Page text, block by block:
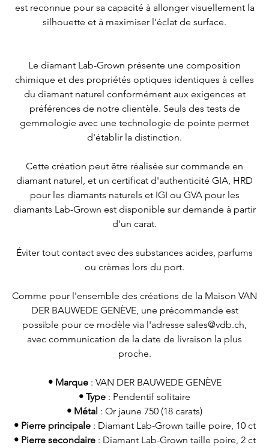
est reconnue pour sa capacité à allonger visuellement la
silhouette et à maximiser l'éclat de surface.
Le diamant Lab-Grown présente une composition
chimique et des propriétés optiques identiques à celles
du diamant naturel conformément aux exigences et
préférences de notre clientèle. Seuls des tests de
gemmologie avec une technologie de pointe permet
d'établir la distinction.
Cette création peut être réalisée sur commande en
diamant naturel, et un certificat d'authenticité GIA, HRD
pour les diamants naturels et IGI ou GVA pour les
diamants Lab-Grown est disponible sur demande à partir
d'un carat.
Éviter tout contact avec des substances acides, parfums
ou crèmes lors du port.
Comme pour l'ensemble des créations de la Maison VAN
DER BAUWEDE GENÈVE, une précommande est
possible pour ce modèle via l'adresse sales@vdb.ch,
avec communication de la date de livraison la plus
proche.
• Marque : VAN DER BAUWEDE GENÈVE
• Type : Pendentif solitaire
• Métal : Or jaune 750 (18 carats)
• Pierre principale: Diamant Lab-Grown taille poire, 10 ct
• Pierre secondaire : Diamant Lab-Grown taille poire, 2 ct